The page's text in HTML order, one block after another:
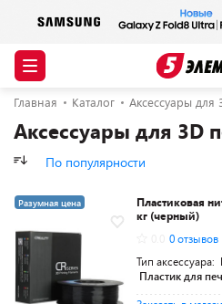
Главная Каталог Аксессуары для
Аксессуары для 3D
По популярности
Разумная цена
Пластиковая
кг (черный)
0 отзывов
Тип аксессуара:
Пластик для